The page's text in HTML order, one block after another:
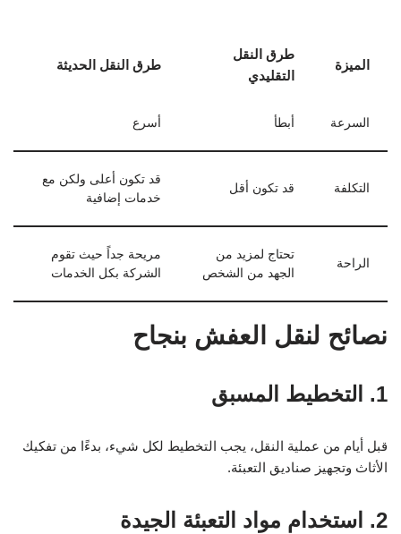
الميزة
طرق النقل
التقليدي
طرق النقل الحديثة
السرعة أبطأ أسرع
التكلفة قد تكون أقل
قد تكون أعلى ولكن مع
خدمات إضافية
الراحة
تحتاج لمزيد من
الجهد من الشخص
مريحة جداً حيث تقوم
الشركة بكل الخدمات
نصائح لنقل العفش بنجاح
1. التخطيط المسبق
قبل أيام من عملية النقل، يجب التخطيط لكل شيء، بدءًا من تفكيك
الأثاث وتجهيز صناديق التعبئة.
2. استخدام مواد التعبئة الجيدة